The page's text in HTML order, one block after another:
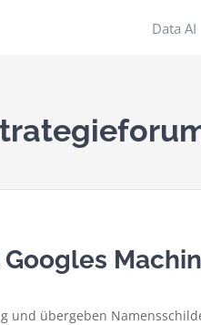
Data AI
Googles
und übergeben